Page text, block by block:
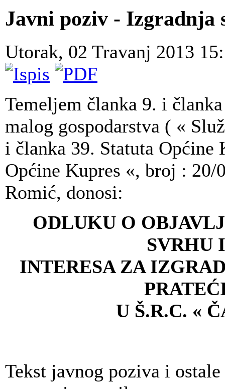
Javni poziv - Izgradnja
Utorak, 02 Travanj 2013
Temeljem članka 9. i
malog gospodarstva ( «
i članka 39. Statuta Općine
Općine Kupres «, broj :
Romić, donosi:
ODLUKU O
SVRHU
INTERESA ZA
U Š.R.C. «
Tekst javnog poziva i